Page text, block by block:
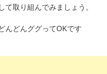
て取り組んでみましょう。
んどんググってOKです